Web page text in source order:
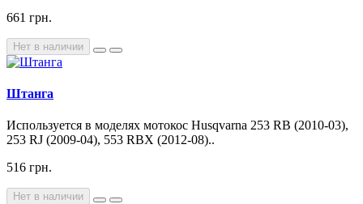
661 грн.
Нет в наличии
Штанга
Используется в моделях мотокос Husqvarna 253 RB (2010-03),
253 RJ (2009-04), 553 RBX (2012-08)..
516 грн.
Нет в наличии